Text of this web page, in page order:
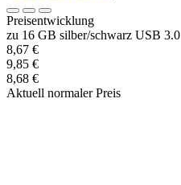
Preisentwicklung
zu 16 GB silber/schwarz USB 3.0
8,67 €
9,85 €
8,68 €
Aktuell normaler Preis